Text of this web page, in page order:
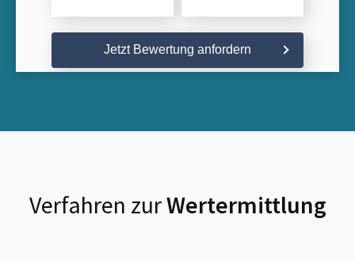
Jetzt Bewertung anfordern
Verfahren zurWertermittlung